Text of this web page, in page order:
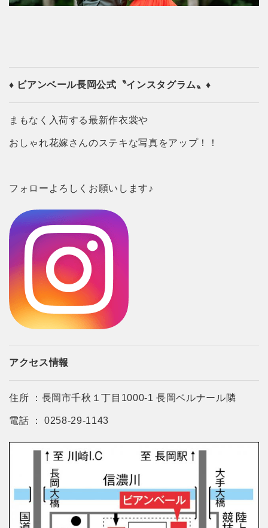
♦ ビアンベール長岡公式 〝インスタグラム〟♦
まもなく入荷する最新作衣裳や
おしゃれ花嫁さんのステキな写真をアップ！！
フォローよろしくお願いします♪
アクセス情報
住所 ：長岡市千秋１丁目1000-1 長岡ベルナール隣
電話 ： 0258-29-1143